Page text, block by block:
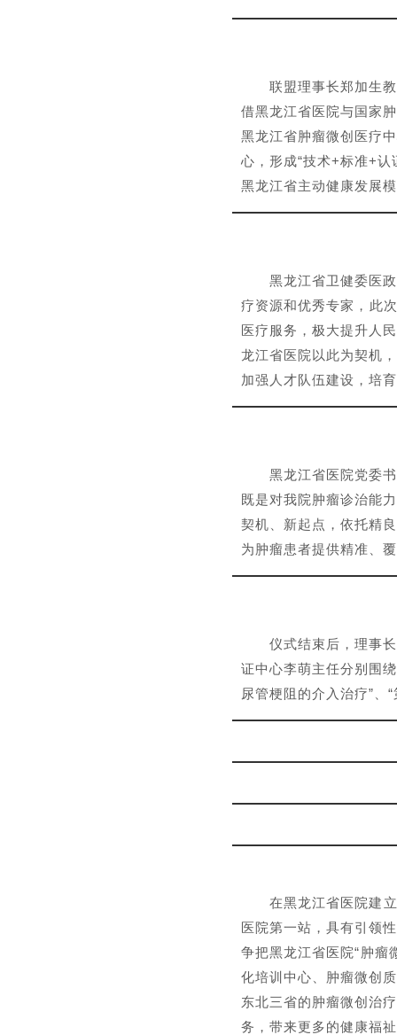
联盟理事长郑加生
借黑龙江省医院与国家
黑龙江省肿瘤微创医疗
心，形成“技术+标准+
黑龙江省主动健康发展
黑龙江省卫健委医
疗资源和优秀专家，此
医疗服务，极大提升人
龙江省医院以此为契机
加强人才队伍建设，培
黑龙江省医院党委
既是对我院肿瘤诊治能
契机、新起点，依托精
为肿瘤患者提供精准、
仪式结束后，理事
证中心李萌主任分别围
尿管梗阻的介入治疗”、
在黑龙江省医院建
医院第一站，具有引领
争把黑龙江省医院“肿瘤
化培训中心、肿瘤微创
东北三省的肿瘤微创治
务，带来更多的健康福